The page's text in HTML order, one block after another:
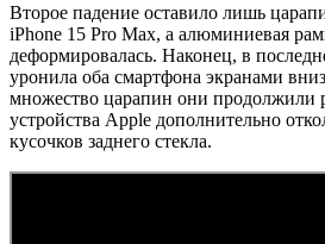
Второе падение оставило лишь
iPhone 15 Pro Max, а алюминиевая
деформировалась. Наконец, в
уронила оба смартфона экранами
множество царапин они продолжили
устройства Apple дополнительно
кусочков заднего стекла.